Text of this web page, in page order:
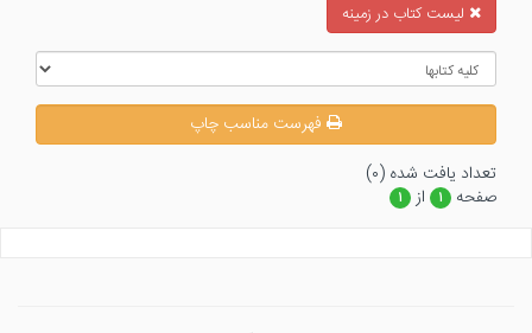
ليست كتاب در زمينه
فهرست مناسب چاپ
تعداد يافت شده (۰)
صفحه
۱ از ۱